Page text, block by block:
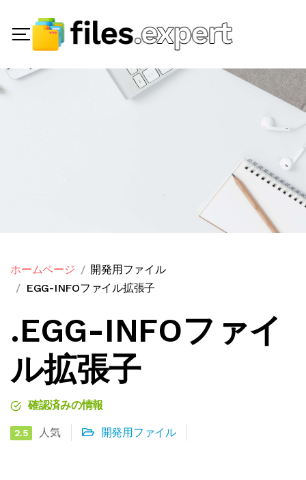
ホームページ
開発用ファイル
EGG-INFOファイル拡張子
.EGG-INFOファイ
ル拡張子
確認済みの情報
2.5 人気 開発用ファイル